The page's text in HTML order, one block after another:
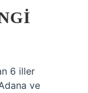
6 iller
ve